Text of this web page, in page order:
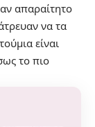
απαραίτητο
να τα
είναι
το πιο